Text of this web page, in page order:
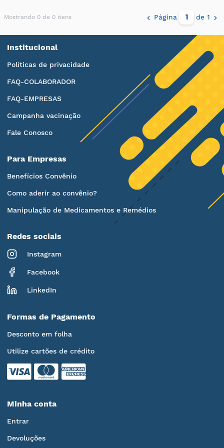
Mostrando 0 de 0 itens Página de 1
Institucional
Políticas de privacidade
FAQ-COLABORADOR
FAQ-EMPRESAS
Campanha vacinação
Fale Conosco
Para Empresas
Benefícios Convênio
Como aderir ao convênio?
Manipulação de Medicamentos e Remédios
Redes sociais
Instagram
Facebook
LinkedIn
Formas de Pagamento
Desconto em folha
Utilize cartões de crédito
Minha conta
Entrar
Devoluções